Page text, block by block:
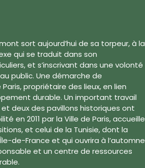
sort aujourd’hui de sa torpeur, à la
qui se traduit dans son
et s’inscrivant dans une volonté
public. Une démarche de
propriétaire des lieux, en lien
durable. Un important travail
deux des pavillons historiques ont
en 2011 par la Ville de Paris, accueille
et celui de la Tunisie, dont la
de-France et qui ouvrira à l’automne
et un centre de ressources